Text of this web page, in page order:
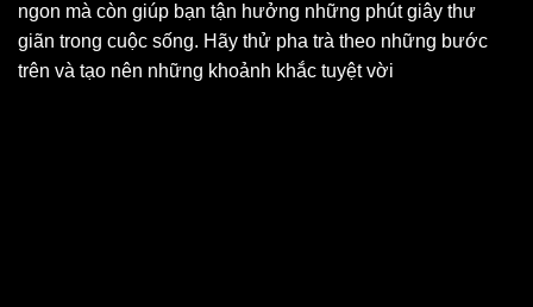
ngon mà còn giúp bạn tận hưởng những phút giây thư
giãn trong cuộc sống. Hãy thử pha trà theo những bước
trên và tạo nên những khoảnh khắc tuyệt vời